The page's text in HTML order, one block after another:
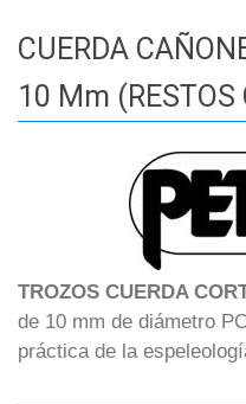
CUERDA
10 Mm (RESTOS
TROZOS CUERDA
de 10 mm de diámetro
práctica de la